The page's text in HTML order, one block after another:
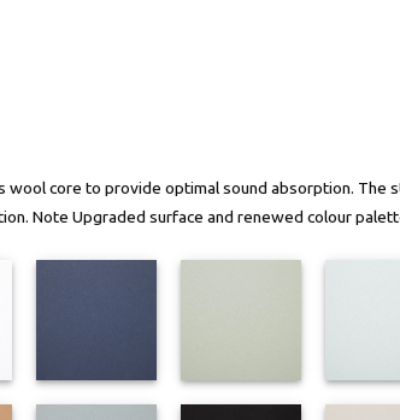
core to provide optimal sound absorption. The
Note Upgraded surface and renewed colour